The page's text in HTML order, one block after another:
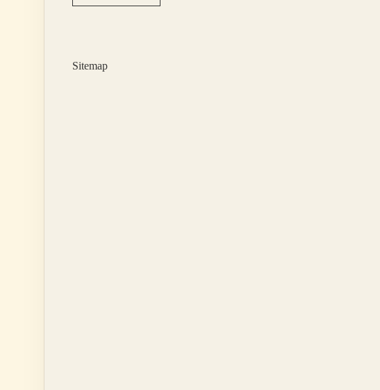
Nişastası
Sitemap